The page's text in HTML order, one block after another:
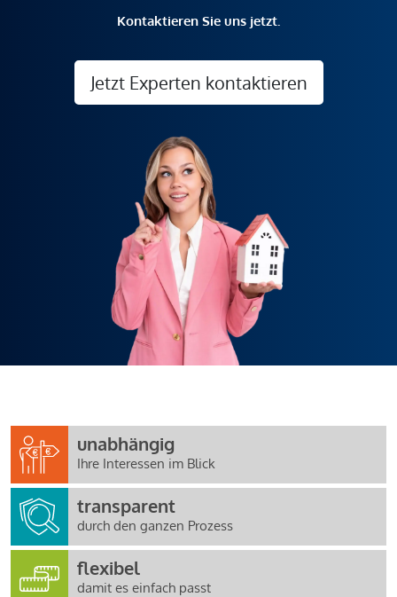
Kontaktieren Sie uns jetzt.
Jetzt Experten kontaktieren
unabhängig
Ihre Interessen im Blick
transparent
durch den ganzen Prozess
flexibel
damit es einfach passt